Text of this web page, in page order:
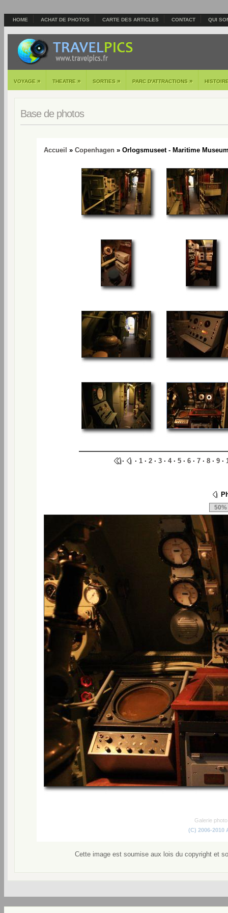
HOME ACHAT DE PHOTOS CARTE DES ARTICLES CONTACT QUI
VOYAGE » THEATRE » SORTIES » PARC D'ATTRACTIONS »
Base de photos
Accueil » Copenhagen » Orlogsmuseet - Maritime
· · 1 · 2 · 3 · 4· 5 · 6 · 7 · 8 · 9 ·
Galerie
(C) 2006-2010
Cette image est soumise aux lois du copyright et